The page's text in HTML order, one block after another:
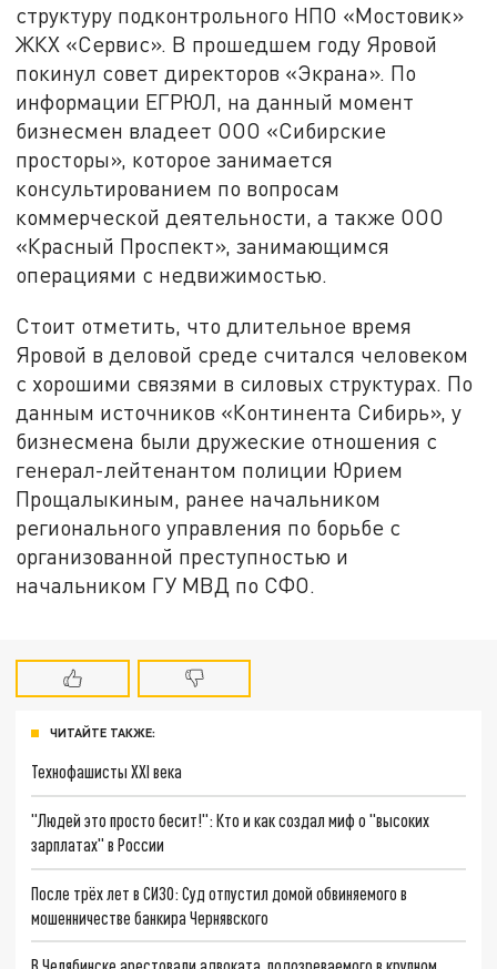
структуру подконтрольного НПО «Мостовик»
ЖКХ «Сервис». В прошедшем году Яровой
покинул совет директоров «Экрана». По
информации ЕГРЮЛ, на данный момент
бизнесмен владеет ООО «Сибирские
просторы», которое занимается
консультированием по вопросам
коммерческой деятельности, а также ООО
«Красный Проспект», занимающимся
операциями с недвижимостью.
Стоит отметить, что длительное время
Яровой в деловой среде считался человеком
с хорошими связями в силовых структурах. По
данным источников «Континента Сибирь», у
бизнесмена были дружеские отношения с
генерал-лейтенантом полиции Юрием
Прощалыкиным, ранее начальником
регионального управления по борьбе с
организованной преступностью и
начальником ГУ МВД по СФО.
ЧИТАЙТЕ ТАКЖЕ:
Технофашисты XXI века
"Людей это просто бесит!": Кто и как создал миф о "высоких
зарплатах" в России
После трёх лет в СИЗО: Суд отпустил домой обвиняемого в
мошенничестве банкира Чернявского